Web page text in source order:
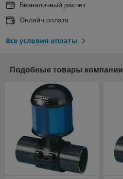
Безналичный расчет
Онлайн оплата
Все условия оплаты
Подобные товары компании